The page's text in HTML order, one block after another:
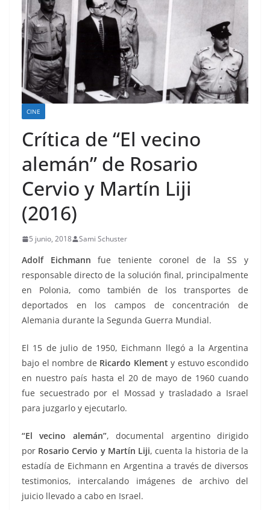
CINE
Crítica de “El vecino
alemán” de Rosario
Cervio y Martín Liji
(2016)
5 junio, 2018 Sami Schuster
Adolf Eichmann fue teniente coronel de la SS y
responsable directo de la solución final, principalmente
en Polonia, como también de los transportes de
deportados en los campos de concentración de
Alemania durante la Segunda Guerra Mundial.
El 15 de julio de 1950, Eichmann llegó a la Argentina
bajo el nombre de Ricardo Klement y estuvo escondido
en nuestro país hasta el 20 de mayo de 1960 cuando
fue secuestrado por el Mossad y trasladado a Israel
para juzgarlo y ejecutarlo.
“El vecino alemán”, documental argentino dirigido
por Rosario Cervio y Martín Liji, cuenta la historia de la
estadía de Eichmann en Argentina a través de diversos
testimonios, intercalando imágenes de archivo del
juicio llevado a cabo en Israel.